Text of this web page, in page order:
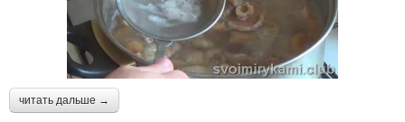
читать дальше →